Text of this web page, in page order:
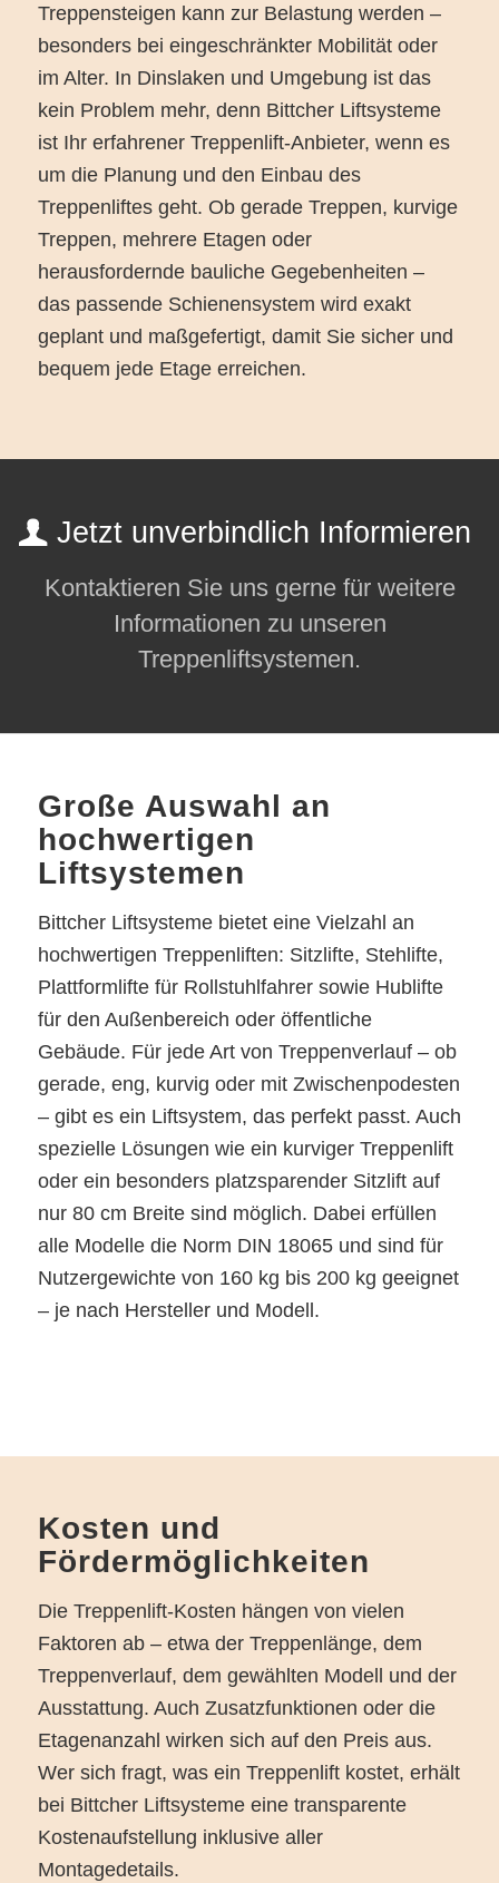
Treppensteigen kann zur Belastung werden –
besonders bei eingeschränkter Mobilität oder
im Alter. In Dinslaken und Umgebung ist das
kein Problem mehr, denn Bittcher Liftsysteme
ist Ihr erfahrener Treppenlift-Anbieter, wenn es
um die Planung und den Einbau des
Treppenliftes geht. Ob gerade Treppen, kurvige
Treppen, mehrere Etagen oder
herausfordernde bauliche Gegebenheiten –
das passende Schienensystem wird exakt
geplant und maßgefertigt, damit Sie sicher und
bequem jede Etage erreichen.
Jetzt unverbindlich Informieren
Kontaktieren Sie uns gerne für weitere
Informationen zu unseren
Treppenliftsystemen.
Große Auswahl an
hochwertigen
Liftsystemen
Bittcher Liftsysteme bietet eine Vielzahl an
hochwertigen Treppenliften: Sitzlifte, Stehlifte,
Plattformlifte für Rollstuhlfahrer sowie Hublifte
für den Außenbereich oder öffentliche
Gebäude. Für jede Art von Treppenverlauf – ob
gerade, eng, kurvig oder mit Zwischenpodesten
– gibt es ein Liftsystem, das perfekt passt. Auch
spezielle Lösungen wie ein kurviger Treppenlift
oder ein besonders platzsparender Sitzlift auf
nur 80 cm Breite sind möglich. Dabei erfüllen
alle Modelle die Norm DIN 18065 und sind für
Nutzergewichte von 160 kg bis 200 kg geeignet
– je nach Hersteller und Modell.
Kosten und
Fördermöglichkeiten
Die Treppenlift-Kosten hängen von vielen
Faktoren ab – etwa der Treppenlänge, dem
Treppenverlauf, dem gewählten Modell und der
Ausstattung. Auch Zusatzfunktionen oder die
Etagenanzahl wirken sich auf den Preis aus.
Wer sich fragt, was ein Treppenlift kostet, erhält
bei Bittcher Liftsysteme eine transparente
Kostenaufstellung inklusive aller
Montagedetails.